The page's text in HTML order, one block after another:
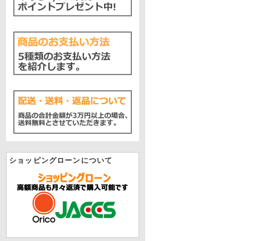
ショッピングローンについて